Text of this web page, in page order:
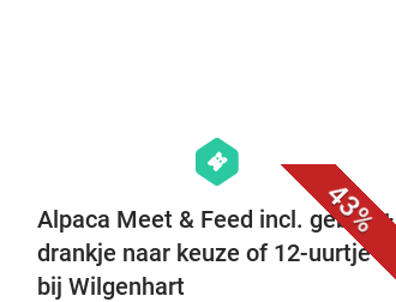
43%
hexagon
events
Alpaca Meet & Feed incl. gebak +
drankje naar keuze of 12-uurtje
bij Wilgenhart